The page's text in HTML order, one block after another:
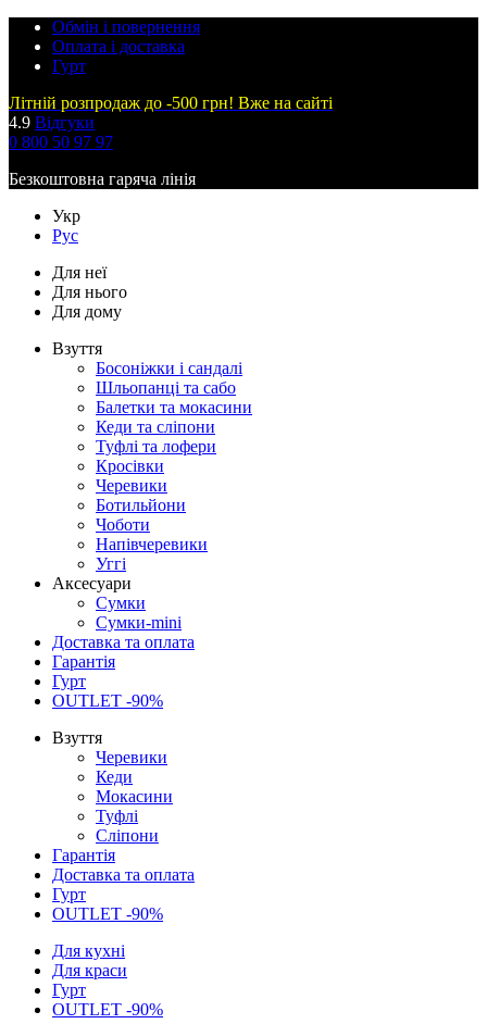
Обмін і повернення
Оплата і доставка
Гурт
Літній розпродаж до -500 грн! Вже на сайті
4.9 Відгуки
0 800 50 97 97
Безкоштовна гаряча лінія
Укр
Рус
Для неї
Для нього
Для дому
Взуття
Босоніжки і сандалі
Шльопанці та сабо
Балетки та мокасини
Кеди та сліпони
Туфлі та лофери
Кросівки
Черевики
Ботильйони
Чоботи
Напівчеревики
Уггі
Аксесуари
Сумки
Сумки-mini
Доставка та оплата
Гарантія
Гурт
OUTLET -90%
Взуття
Черевики
Кеди
Мокасини
Туфлі
Сліпони
Гарантія
Доставка та оплата
Гурт
OUTLET -90%
Для кухні
Для краси
Гурт
OUTLET -90%